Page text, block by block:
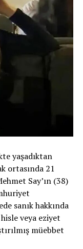
yaşadıktan
ortasında 21
Say’ın (38)
sanık hakkında
veya eziyet
müebbet